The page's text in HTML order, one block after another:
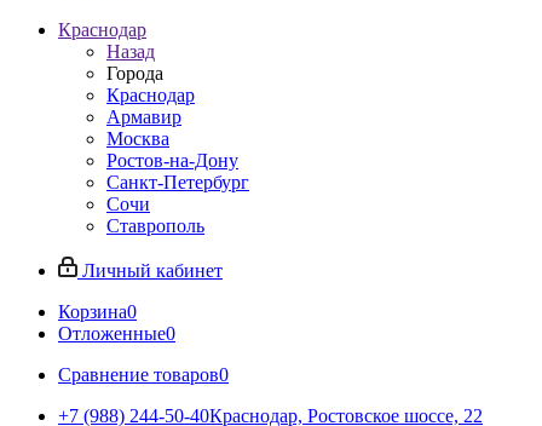
Краснодар
Назад
Города
Краснодар
Армавир
Москва
Ростов-на-Дону
Санкт-Петербург
Сочи
Ставрополь
Личный кабинет
Корзина0
Отложенные0
Сравнение товаров0
+7 (988) 244-50-40Краснодар, Ростовское шоссе, 22